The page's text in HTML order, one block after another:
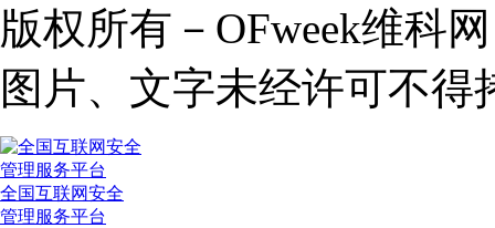
版权所有－OFweek维科
图片、文字未经许可不得
全国互联网安全
管理服务平台